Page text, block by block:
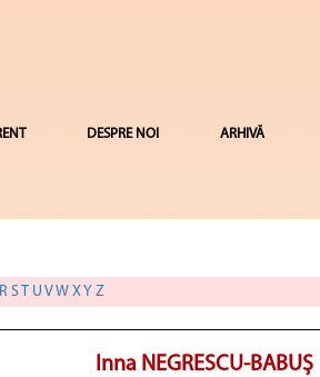
DESPRE NOI ARHIVĂ
R ST U VW XY Z
Inna NEGRESCU-BABUȘ